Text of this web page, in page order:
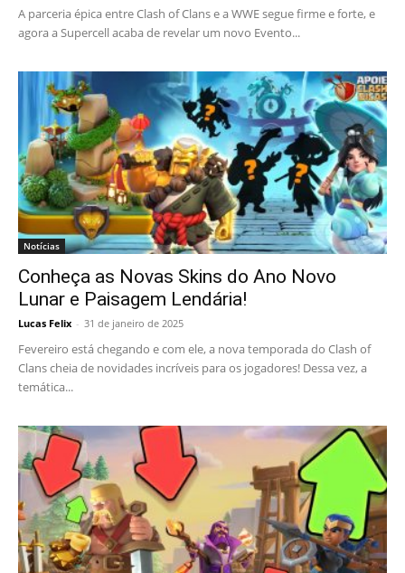
A parceria épica entre Clash of Clans e a WWE segue firme e forte, e
agora a Supercell acaba de revelar um novo Evento...
Notícias
Conheça as Novas Skins do Ano Novo
Lunar e Paisagem Lendária!
Lucas Felix - 31 de janeiro de 2025
Fevereiro está chegando e com ele, a nova temporada do Clash of
Clans cheia de novidades incríveis para os jogadores! Dessa vez, a
temática...